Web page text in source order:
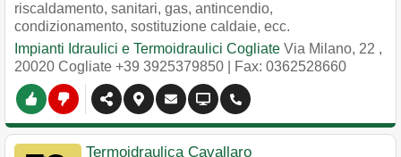
riscaldamento, sanitari, gas, antincendio,
condizionamento, sostituzione caldaie, ecc.
Impianti Idraulici e Termoidraulici Cogliate Via Milano, 22 ,
20020 Cogliate +39 3925379850 | Fax: 0362528660
Termoidraulica Cavallaro